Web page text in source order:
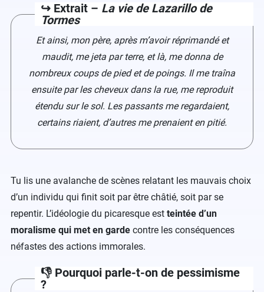
↪️ Extrait – La vie de Lazarillo de
Tormes
Et ainsi, mon père, après m’avoir réprimandé et
maudit, me jeta par terre, et là, me donna de
nombreux coups de pied et de poings. Il me traîna
ensuite par les cheveux dans la rue, me reproduit
étendu sur le sol. Les passants me regardaient,
certains riaient, d’autres me prenaient en pitié.
Tu lis une avalanche de scènes relatant les mauvais choix
d’un individu qui finit soit par être châtié, soit par se
repentir. L’idéologie du picaresque est teintée d’un
moralisme qui met en garde contre les conséquences
néfastes des actions immorales.
👎 Pourquoi parle-t-on de pessimisme
?